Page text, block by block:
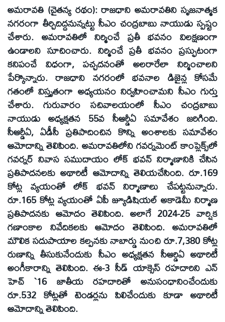
అమరావతి (చైతన్య రథం): రాజధాని అమరావతిని సృజనాత్మక
నగరంగా తీర్చిదిద్దనున్నట్టు సీఎం చంద్రబాబు నాయుడు స్పష్టం
చేశారు. అమరావతిలో నిర్మించే ప్రతీ భవనం విలక్షణంగా
ఉండాలని సూచించారు. నిర్మించే ప్రతీ భవనం ప్రస్ఫుటంగా
కనిపంచే విధంగా, పచ్చదనంతో అలరారేలా నిర్మించాలని
పేర్కొన్నారు. రాజధాని నగరంలో భవనాల డిజైన్ల కోసమే
గతంలో విస్తృతంగా అధ్యయనం నిర్వహించామని సీఎం గుర్తు
చేశారు. గురువారం సచివాలయంలో సీఎం చంద్రబాబు
నాయుడు అధ్యక్షతన 55వ సీఆర్డీఏ సమావేశం జరిగింది.
సీఆర్డీఏ, ఏడీసీ ప్రతిపాదించిన కొన్ని అంశాలకు సమావేశం
ఆమోదాన్ని తెలిపింది. అమరావతిలోని గవర్నమెంట్‌ కాంప్లెక్స్‌లో
గవర్నర్‌ నివాస సముదాయం లోక్‌ భవన్‌ నిర్మాణానికి చేసిన
ప్రతిపాదనలకు అథారిటీ ఆమోదాన్ని తెలియచేసింది. రూ.169
కోట్ల వ్యయంతో లోక్‌ భవన్‌ నిర్మాణాలు చేపట్టనున్నారు.
రూ.165 కోట్ల వ్యయంతో ఏపీ జ్యూడిషియల్‌ అకాడెమీ నిర్మాణ
ప్రతిపాదనకు ఆమోదం తెలిపింది. అలాగే 2024-25 వార్షిక
గణాంకాల నివేదికలకు ఆమోదం తెలిపింది. అమరావతిలో
మౌలిక సదుపాయాల కల్పనకు నాబార్డు నుంచి రూ.7,380 కోట్ల
రుణాన్ని తీసుకునేందుకు సీఎం అధ్యక్షతన సీఆర్డిఏ అథారిటీ
అంగీకారాన్ని తెలిపింది. ఈ-3 సీడ్‌ యాక్సెస్‌ రహదారిని ఎన్‌
హెచ్‌ `16 జాతీయ రహదారితో అనుసంధానించేందుకు
రూ.532 కోట్లతో టెండర్లను పిలిచేందుకు కూడా అథారిటీ
ఆమోదాన్ని తెలిపింది.